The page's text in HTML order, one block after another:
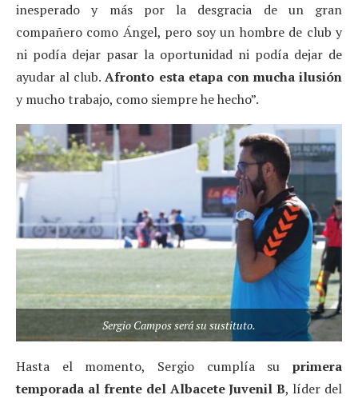
inesperado y más por la desgracia de un gran
compañero como Ángel, pero soy un hombre de club y
ni podía dejar pasar la oportunidad ni podía dejar de
ayudar al club.Afronto esta etapa con mucha ilusión
y mucho trabajo, como siempre he hecho”.
Sergio Campos será su sustituto.
Hasta el momento, Sergio cumplía su primera
temporada al frente del Albacete Juvenil B, líder del